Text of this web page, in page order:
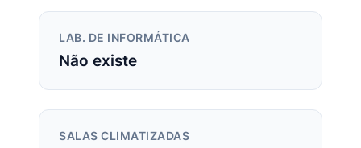
LAB. DE INFORMÁTICA
Não existe
SALAS CLIMATIZADAS